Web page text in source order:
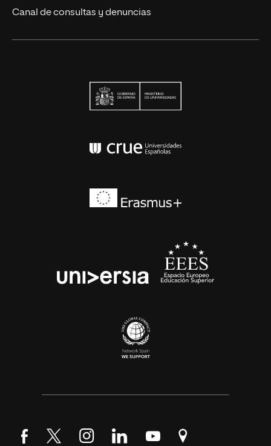
Canal de consultas y denuncias
Síguenos en Facebook
Síguenos en Twitter
Síguenos en Instagram
Síguenos en LinkedIn
Síguenos en YouTube
Encuéntranos en